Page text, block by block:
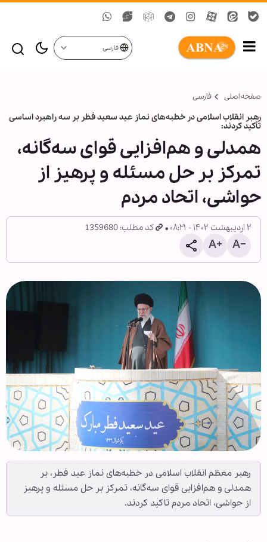
فارسی
صفحه اصلی فارسی
رهبر انقلاب اسلامی در خطبه‌های نماز عید سعید فطر بر سه راهبرد اساسی
تأکید کردند:
همدلی و هم‌افزایی قوای سه‌گانه،
تمرکز بر حل مسئله و پرهیز از
حواشی، اتحاد مردم
۲ اردیبهشت ۱۴۰۲ - ۰۸:۲۱ کد مطلب: 1359680
رهبر معظم انقلاب اسلامی در خطبه‌های نماز عید فطر، بر
همدلی و هم‌افزایی قوای سه‌گانه، تمرکز بر حل مسئله و پرهیز
از حواشی، اتحاد مردم تاکید کردند.